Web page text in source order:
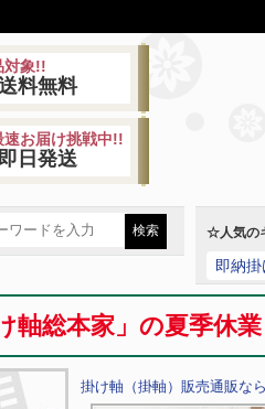
対象!!
料無料
速お届け挑戦中!!
日発送
☆人気の
即納
け軸総本家」の夏季
掛け軸（掛軸）販売通販な